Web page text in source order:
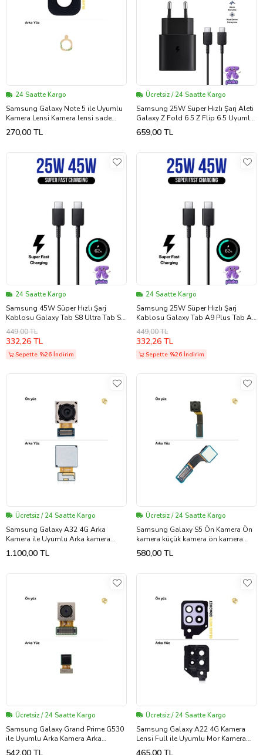
24 Saatte Kargo
Samsung Galaxy Note 5 ile Uyumlu
Kamera Lensi Kamera lensi sade
lens kamera camı kamera merceği
270,00 TL
Ücretsiz / 24 Saatte Kargo
Samsung 25W Süper Hızlı Şarj Aleti
Galaxy Z Fold 6 5 Z Flip 6 5 Uyumlu
Type-C 25 Watt Şarj Cihazı Adaptör
Ve Kablo Set
659,00 TL
24 Saatte Kargo
Samsung 45W Süper Hızlı Şarj
Kablosu Galaxy Tab S8 Ultra Tab S8
Plus S7 Uyumlu Type-C To Type-C
Fast Charge 45 Watt 5A Şarj
Kablosu
449,00 TL
332,26 TL
Sepette %26 İndirim
24 Saatte Kargo
Samsung 25W Süper Hızlı Şarj
Kablosu Galaxy Tab A9 Plus Tab A9
A8 Uyumlu Type-C To Type-C Fast
Charge 25 Watt 5A Şarj Kablosu
449,00 TL
332,26 TL
Sepette %26 İndirim
Ücretsiz / 24 Saatte Kargo
Samsung Galaxy A32 4G Arka
Kamera ile Uyumlu Arka kamera
büyük kamera ana kamera sensörü
1.100,00 TL
Ücretsiz / 24 Saatte Kargo
Samsung Galaxy S5 Ön Kamera Ön
kamera küçük kamera ön kamera
sensörü selfie kamerası
580,00 TL
Ücretsiz / 24 Saatte Kargo
Samsung Galaxy Grand Prime G530
ile Uyumlu Arka Kamera Arka
kamera büyük kamera ana kamera
542,00 TL
Ücretsiz / 24 Saatte Kargo
Samsung Galaxy A22 4G Kamera
Lensi Full ile Uyumlu Mor Kamera
lensi sade lens kamera camı kamera
465,00 TL